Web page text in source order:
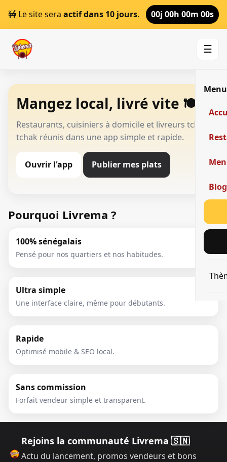
🚧 Le site sera actif dans 10 jours. 00j 00h 00m 00s
☰
Menu
Blog
Mangez local, livré vite 🍽️
Restaurants, cuisiniers à domicile et livreurs tchak-
tchak réunis dans une app simple et rapide.
Ouvrir l'app Publier mes plats
Pourquoi Livrema ?
100% sénégalais
Pensé pour nos quartiers et nos habitudes.
Ultra simple
Une interface claire, même pour débutants.
Rapide
Optimisé mobile & SEO local.
Sans commission
Forfait vendeur simple et transparent.
Rejoins la communauté Livrema 🇸🇳
Actu du lancement, promos vendeurs et bons